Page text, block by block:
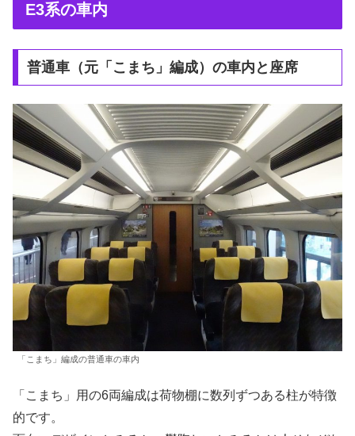
E3系の車内
普通車（元「こまち」編成）の車内と座席
「こまち」編成の普通車の車内
「こまち」用の6両編成は荷物棚に数列ずつある柱が特徴
的です。